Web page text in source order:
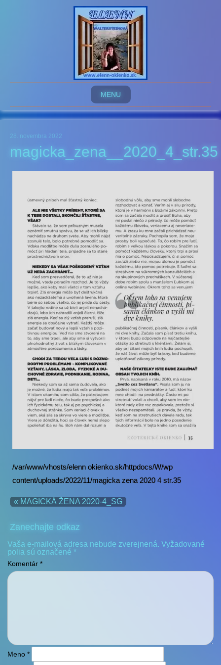
MENU
28. novembra 2022
magicka_zena__2020_4_str.35
/var/www/vhosts/elenn okienko.sk/httpdocs/W/wp
content/uploads/2022/11/magicka zena 2020 4 str.35
« MAGICKÁ ŽENA 2020-4_SG
Zanechajte odkaz
Vaša e-mailová adresa nebude zverejnená. Vyžadované
polia sú označené *
Komentár *
Meno *